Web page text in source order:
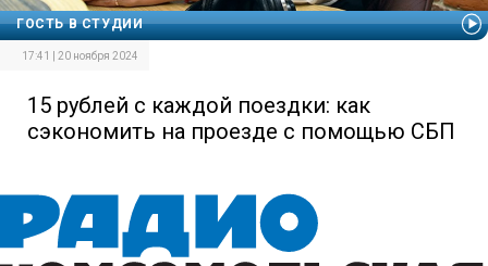
ГОСТЬ В СТУДИИ
17:41 | 20 ноября 2024
15 рублей с каждой поездки: как
сэкономить на проезде с помощью СБП